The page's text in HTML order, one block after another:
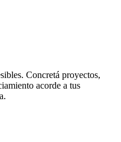
Concretá proyectos,
acorde a tus